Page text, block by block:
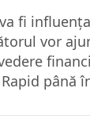
fi
vor
până